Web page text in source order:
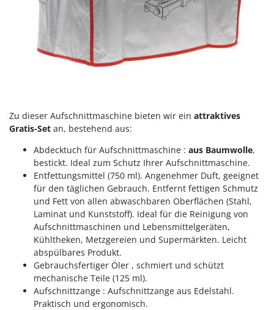
Ninja
Novatec
Novital
O
Officine Savioli
Olix
OMA
Omas
Ompagrill
Ooni
Oriental Koshin
Outdoorchef
Palazzetti
Zu dieser Aufschnittmaschine bieten wir ein attraktives
Gratis-Set an, bestehend aus:
Abdecktuch für Aufschnittmaschine : aus Baumwolle,
bestickt. Ideal zum Schutz Ihrer Aufschnittmaschine.
Entfettungsmittel (750 ml). Angenehmer Duft, geeignet
für den täglichen Gebrauch. Entfernt fettigen Schmutz
und Fett von allen abwaschbaren Oberflächen (Stahl,
Laminat und Kunststoff). Ideal für die Reinigung von
Aufschnittmaschinen und Lebensmittelgeräten,
Kühltheken, Metzgereien und Supermärkten. Leicht
abspülbares Produkt.
Gebrauchsfertiger Öler , schmiert und schützt
mechanische Teile (125 ml).
Aufschnittzange : Aufschnittzange aus Edelstahl.
Praktisch und ergonomisch.